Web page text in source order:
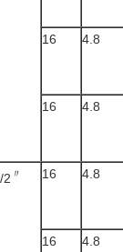
16 4.8
16
4.8
2 〃 16 4.8
16 4.8